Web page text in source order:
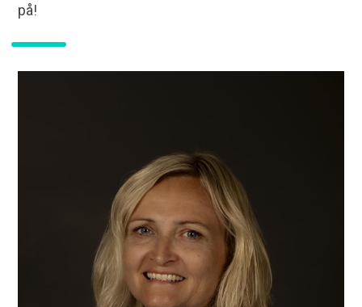
på!